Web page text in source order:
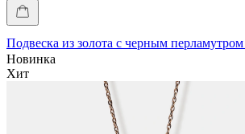
Подвеска из золота с черным
Новинка
Хит